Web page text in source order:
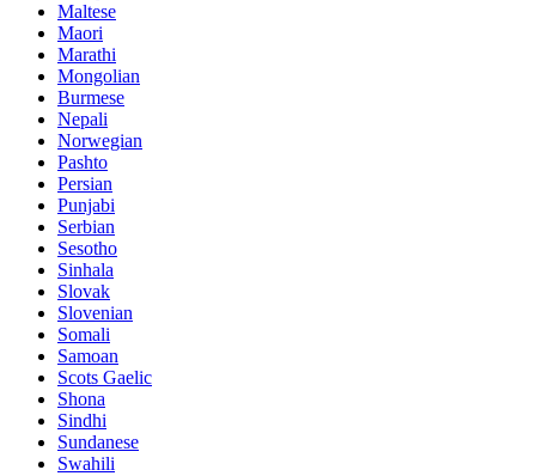
Maltese
Maori
Marathi
Mongolian
Burmese
Nepali
Norwegian
Pashto
Persian
Punjabi
Serbian
Sesotho
Sinhala
Slovak
Slovenian
Somali
Samoan
Scots Gaelic
Shona
Sindhi
Sundanese
Swahili